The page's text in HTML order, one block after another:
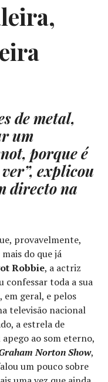
de metal,
um
porque é
explicou
directo na
provavelmente,
do que já
Robbie, a actriz
confessar toda a sua
em geral, e pelos
televisão nacional
a estrela de
ao som eterno,
Norton Show,
um pouco sobre